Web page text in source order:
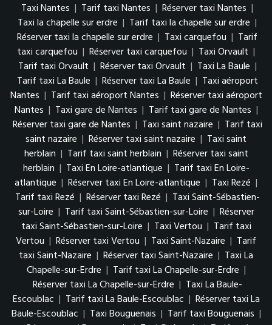
Taxi Nantes | Tarif taxi Nantes | Réserver taxi Nantes |
Taxi la chapelle sur erdre | Tarif taxi la chapelle sur erdre |
Réserver taxi la chapelle sur erdre | Taxi carquefou | Tarif
taxi carquefou | Réserver taxi carquefou | Taxi Orvault |
Tarif taxi Orvault | Réserver taxi Orvault | Taxi La Baule |
Tarif taxi La Baule | Réserver taxi La Baule | Taxi aéroport
Nantes | Tarif taxi aéroport Nantes | Réserver taxi aéroport
Nantes | Taxi gare de Nantes | Tarif taxi gare de Nantes |
Réserver taxi gare de Nantes | Taxi saint nazaire | Tarif taxi
saint nazaire | Réserver taxi saint nazaire | Taxi saint
herblain | Tarif taxi saint herblain | Réserver taxi saint
herblain | Taxi En Loire-atlantique | Tarif taxi En Loire-
atlantique | Réserver taxi En Loire-atlantique | Taxi Rezé |
Tarif taxi Rezé | Réserver taxi Rezé | Taxi Saint-Sébastien-
sur-Loire | Tarif taxi Saint-Sébastien-sur-Loire | Réserver
taxi Saint-Sébastien-sur-Loire | Taxi Vertou | Tarif taxi
Vertou | Réserver taxi Vertou | Taxi Saint-Nazaire | Tarif
taxi Saint-Nazaire | Réserver taxi Saint-Nazaire | Taxi La
Chapelle-sur-Erdre | Tarif taxi La Chapelle-sur-Erdre |
Réserver taxi La Chapelle-sur-Erdre | Taxi La Baule-
Escoublac | Tarif taxi La Baule-Escoublac | Réserver taxi La
Baule-Escoublac | Taxi Bouguenais | Tarif taxi Bouguenais |